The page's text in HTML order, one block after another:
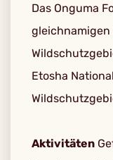
Das Onguma
gleichnamigen
Etosha
Aktivitäten